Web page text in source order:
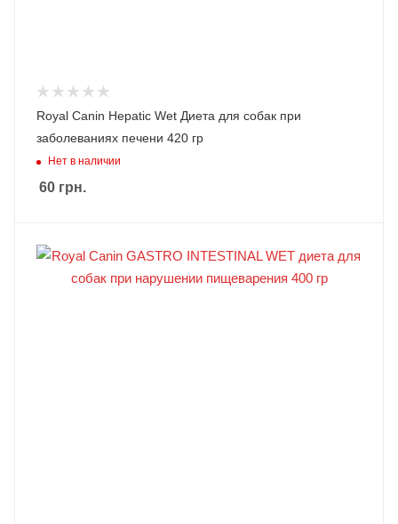
Royal Canin Hepatic Wet Диета для собак при
заболеваниях печени 420 гр
Нет в наличии
60 грн.